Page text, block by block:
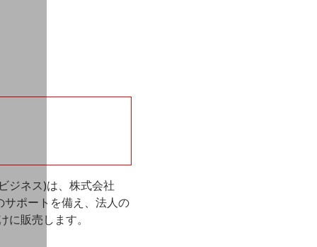
ジネス)は、株式会社
サポートを備え、法人の
に販売します。